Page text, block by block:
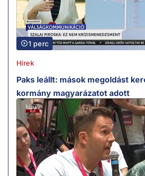
1 perc
Hírek
Paks leállt: mások megoldást
kormány magyarázatot adott